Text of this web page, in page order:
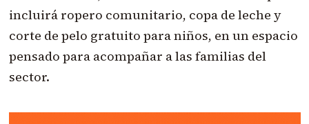
incluirá ropero comunitario, copa de leche y
corte de pelo gratuito para niños, en un espacio
pensado para acompañar a las familias del
sector.